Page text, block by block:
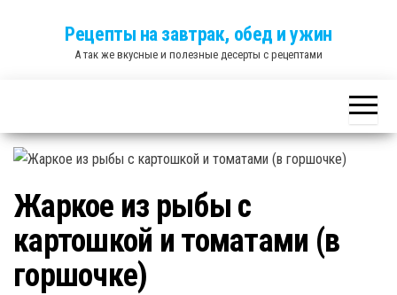
Рецепты на завтрак, обед и ужин
А так же вкусные и полезные десерты с рецептами
Жаркое из рыбы с
картошкой и томатами (в
горшочке)